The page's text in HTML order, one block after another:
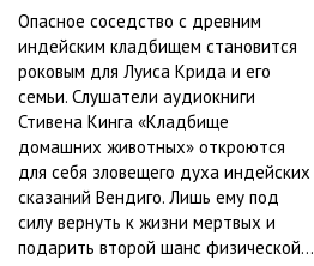
Опасное соседство с древним
индейским кладбищем становится
роковым для Луиса Крида и его
семьи. Слушатели аудиокниги
Стивена Кинга «Кладбище
домашних животных» откроются
для себя зловещего духа индейских
сказаний Вендиго. Лишь ему под
силу вернуть к жизни мертвых и
подарить второй шанс физической...